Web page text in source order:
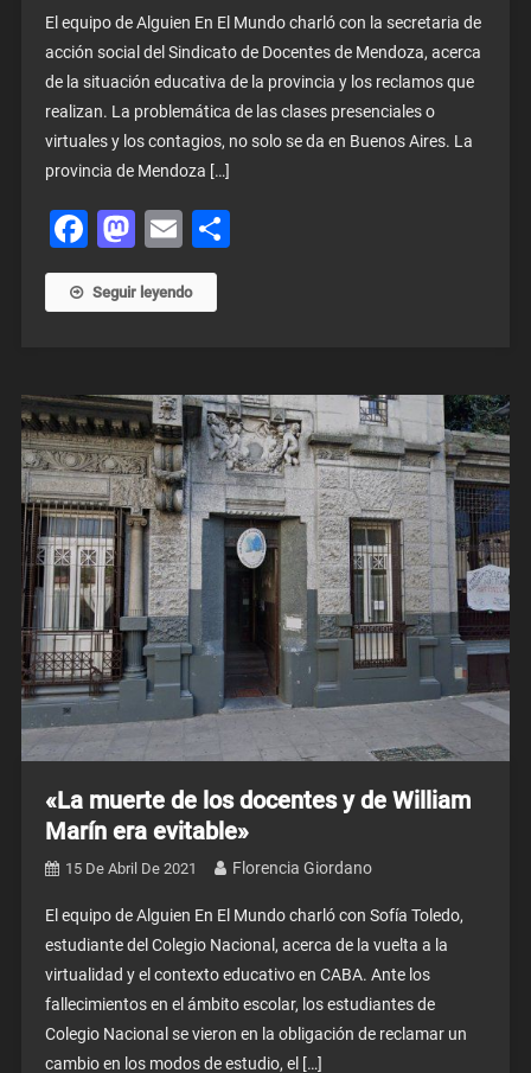
El equipo de Alguien En El Mundo charló con la secretaria de
acción social del Sindicato de Docentes de Mendoza, acerca
de la situación educativa de la provincia y los reclamos que
realizan. La problemática de las clases presenciales o
virtuales y los contagios, no solo se da en Buenos Aires. La
provincia de Mendoza […]
Facebook
Mastodon
Email
Seguir leyendo
«La muerte de los docentes y de William
Marín era evitable»
15 De Abril De 2021 Florencia Giordano
El equipo de Alguien En El Mundo charló con Sofía Toledo,
estudiante del Colegio Nacional, acerca de la vuelta a la
virtualidad y el contexto educativo en CABA. Ante los
fallecimientos en el ámbito escolar, los estudiantes de
Colegio Nacional se vieron en la obligación de reclamar un
cambio en los modos de estudio, el […]